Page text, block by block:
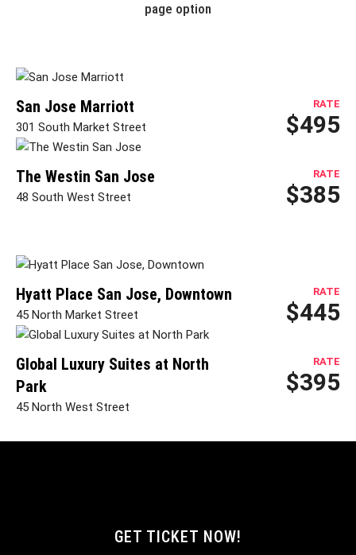
page option
San Jose Marriott
301 South Market Street
RATE
$495
The Westin San Jose
48 South West Street
RATE
$385
Hyatt Place San Jose, Downtown
45 North Market Street
RATE
$445
Global Luxury Suites at North
Park
45 North West Street
RATE
$395
GET TICKET NOW!